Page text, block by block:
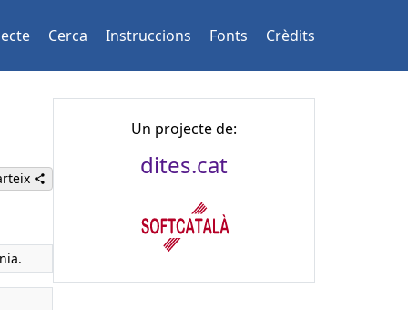
Cerca Instruccions Fonts Crèdits
Un projecte de:
dites.cat